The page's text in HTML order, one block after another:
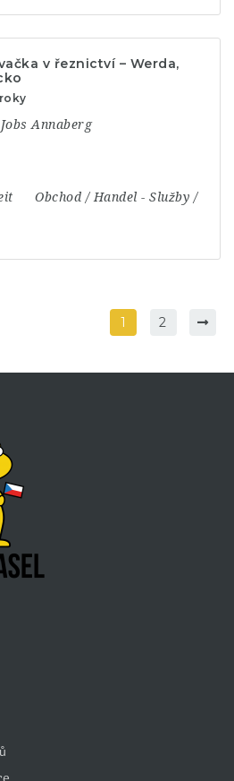
v řeznictví – Werda,
Annaberg
Obchod / Handel - Služby /
1 2